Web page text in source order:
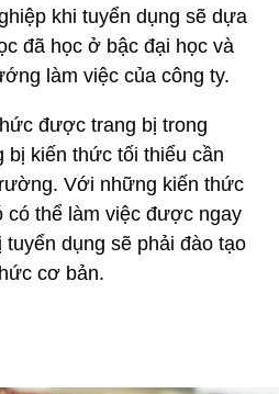
khi tuyển dụng sẽ dựa
đã học ở bậc đại học và
làm việc của công ty.
được trang bị trong
kiến thức tối thiểu cần
Với những kiến thức
thể làm việc được ngay
dụng sẽ phải đào tạo
cơ bản.